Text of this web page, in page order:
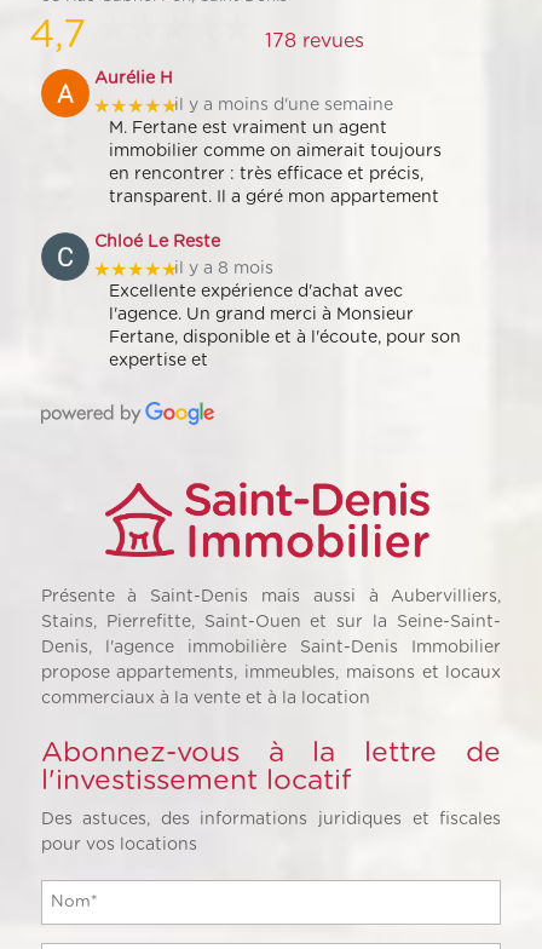
4,7 178 revues
Aurélie H
★★★★★il y a moins d'une semaine
M. Fertane est vraiment un agent
immobilier comme on aimerait toujours
en rencontrer : très efficace et précis,
transparent. Il a géré mon appartement
Chloé Le Reste
★★★★★il y a 8 mois
Excellente expérience d'achat avec
l'agence. Un grand merci à Monsieur
Fertane, disponible et à l'écoute, pour son
expertise et
Présente à Saint-Denis mais aussi à Aubervilliers,
Stains, Pierrefitte, Saint-Ouen et sur la Seine-Saint-
Denis, l'agence immobilière Saint-Denis Immobilier
propose appartements, immeubles, maisons et locaux
commerciaux à la vente et à la location
Abonnez-vous à la lettre de
l'investissement locatif
Des astuces, des informations juridiques et fiscales
pour vos locations